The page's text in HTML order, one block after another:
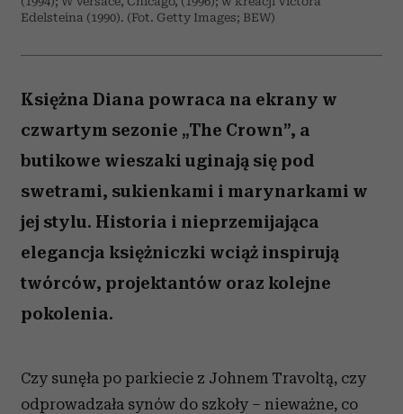
Edelsteina (1990). (Fot. Getty Images; BEW)
Księżna Diana powraca na ekrany w
czwartym sezonie „The Crown”, a
butikowe wieszaki uginają się pod
swetrami, sukienkami i marynarkami w
jej stylu. Historia i nieprzemijająca
elegancja księżniczki wciąż inspirują
twórców, projektantów oraz kolejne
pokolenia.
Czy sunęła po parkiecie z Johnem Travoltą, czy
odprowadzała synów do szkoły – nieważne, co